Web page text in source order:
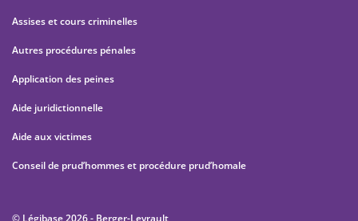
Assises et cours criminelles
Autres procédures pénales
Application des peines
Aide juridictionnelle
Aide aux victimes
Conseil de prud’hommes et procédure prud’homale
© Légibase 2026 - Berger-Levrault